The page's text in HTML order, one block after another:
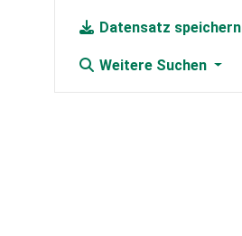
Datensatz speichern
Weitere Suchen